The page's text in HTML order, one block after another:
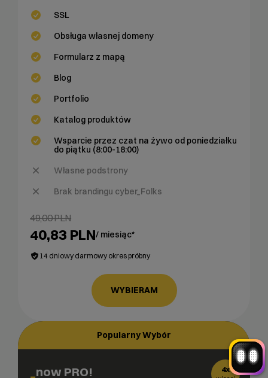
SSL
Obsługa własnej domeny
Formularz z mapą
Blog
Portfolio
Katalog produktów
Wsparcie przez czat na żywo od poniedziałku
do piątku (8:00-18:00)
Własne podstrony
Brak brandingu cyber_Folks
49,00 PLN
40,83 PLN/ miesiąc*
14 dniowy darmowy okres próbny
WYBIERAM
Popularny Wybór
4x
now PRO!
Optymalizacja wydajności